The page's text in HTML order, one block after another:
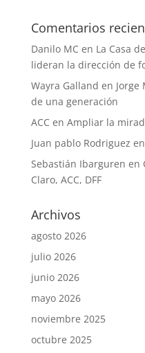
Comentarios
Danilo MC en La Casa
lideran la dirección de
Wayra Galland en Jorge
de una generación
ACC en Ampliar la
Juan pablo Rodriguez en
Sebastián Ibarguren en
Claro, ACC, DFF
Archivos
agosto 2026
julio 2026
junio 2026
mayo 2026
noviembre 2025
octubre 2025